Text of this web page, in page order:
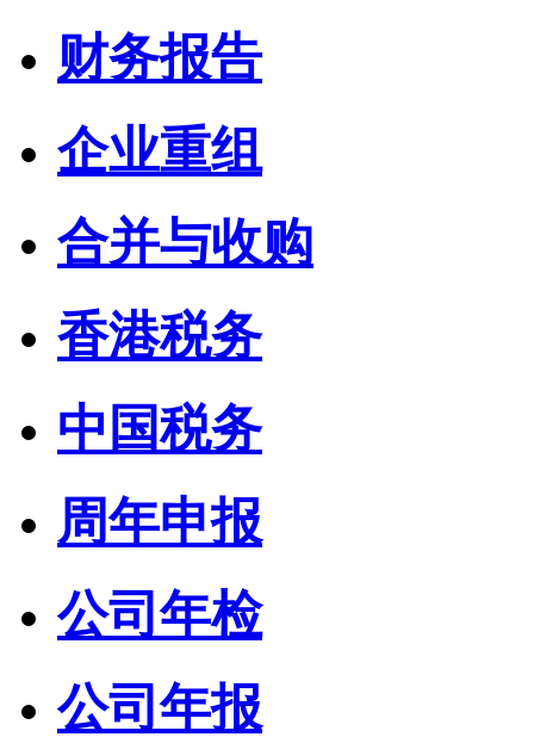
财务报告
企业重组
合并与收购
香港税务
中国税务
周年申报
公司年检
公司年报